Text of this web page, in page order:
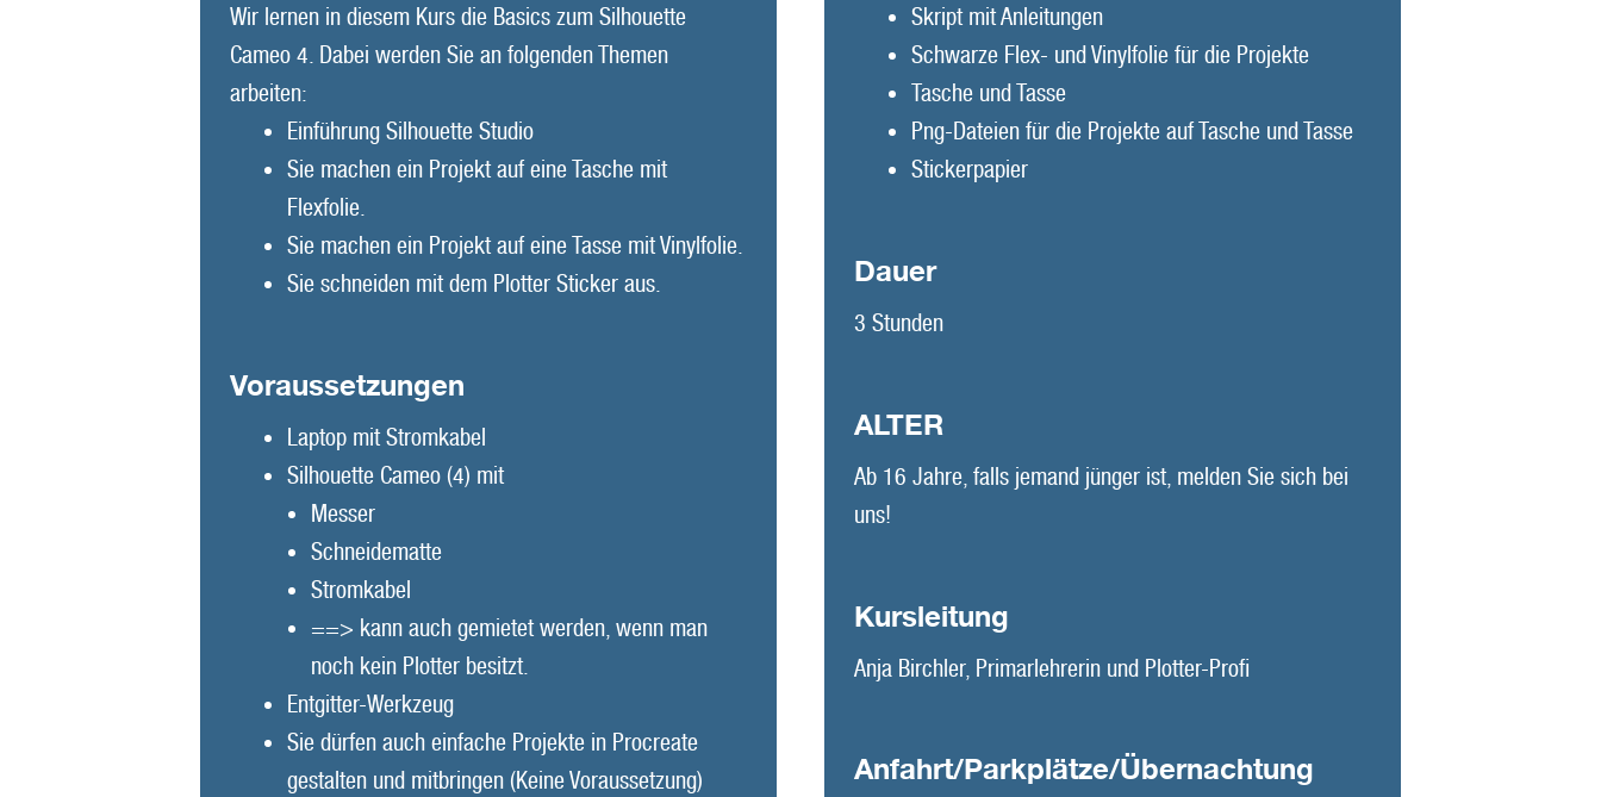
Wir lernen in diesem Kurs die Basics zum Silhouette
Cameo 4. Dabei werden Sie an folgenden Themen
arbeiten:
Einführung Silhouette Studio
Sie machen ein Projekt auf eine Tasche mit
Flexfolie.
Sie machen ein Projekt auf eine Tasse mit Vinylfolie.
Sie schneiden mit dem Plotter Sticker aus.
Voraussetzungen
Laptop mit Stromkabel
Silhouette Cameo (4) mit
Messer
Schneidematte
Stromkabel
==> kann auch gemietet werden, wenn man
noch kein Plotter besitzt.
Entgitter-Werkzeug
Sie dürfen auch einfache Projekte in Procreate
gestalten und mitbringen (Keine Voraussetzung)
Skript mit Anleitungen
Schwarze Flex- und Vinylfolie für die Projekte
Tasche und Tasse
Png-Dateien für die Projekte auf Tasche und Tasse
Stickerpapier
Dauer
3 Stunden
ALTER
Ab 16 Jahre, falls jemand jünger ist, melden Sie sich bei
uns!
Kursleitung
Anja Birchler, Primarlehrerin und Plotter-Profi
Anfahrt/Parkplätze/Übernachtung